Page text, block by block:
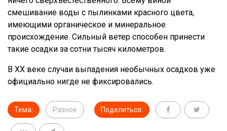
смешивание воды с пылинками красного цвета,
имеющими органическое и минеральное
происхождение. Сильный ветер способен принести
такие осадки за сотни тысяч километров.
В XX веке случаи выпадения необычных осадков уже
официально нигде не фиксировались.
Тема: Разное Поделиться: